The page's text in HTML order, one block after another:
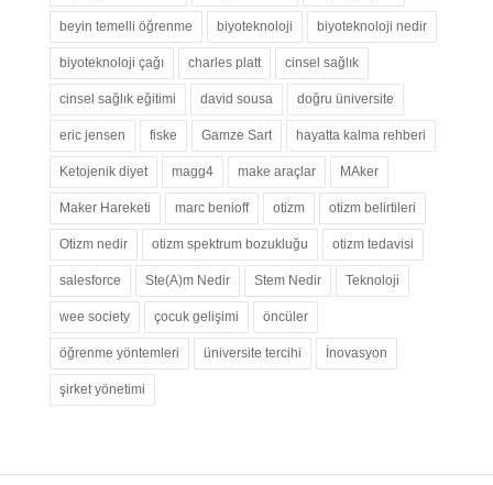
beyin temelli öğrenme biyoteknoloji biyoteknoloji nedir
biyoteknoloji çağı charles platt cinsel sağlık
cinsel sağlık eğitimi david sousa doğru üniversite
eric jensen fiske Gamze Sart hayatta kalma rehberi
Ketojenik diyet magg4 make araçlar MAker
Maker Hareketi marc benioff otizm otizm belirtileri
Otizm nedir otizm spektrum bozukluğu otizm tedavisi
salesforce Ste(A)m Nedir Stem Nedir Teknoloji
wee society çocuk gelişimi öncüler
öğrenme yöntemleri üniversite tercihi İnovasyon
şirket yönetimi